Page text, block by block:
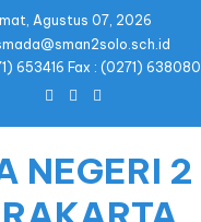
Agustus 07, 2026
653416 Fax : (0271) 638080
NEGERI 2